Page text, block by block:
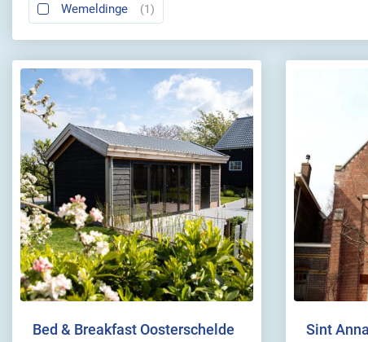
Wemeldinge (1)
Bed & Breakfast Oosterschelde Sint